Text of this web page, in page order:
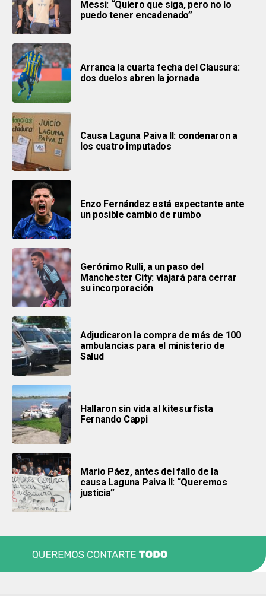
Messi: “Quiero que siga, pero no lo
puedo tener encadenado”
Arranca la cuarta fecha del Clausura:
dos duelos abren la jornada
Causa Laguna Paiva II: condenaron a
los cuatro imputados
Enzo Fernández está expectante ante
un posible cambio de rumbo
Gerónimo Rulli, a un paso del
Manchester City: viajará para cerrar
su incorporación
Adjudicaron la compra de más de 100
ambulancias para el ministerio de
Salud
Hallaron sin vida al kitesurfista
Fernando Cappi
Mario Páez, antes del fallo de la
causa Laguna Paiva II: “Queremos
justicia”